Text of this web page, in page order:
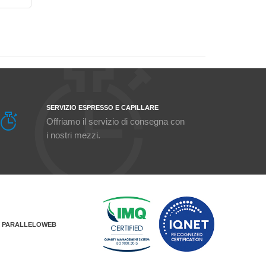
SERVIZIO ESPRESSO E CAPILLARE
Offriamo il servizio di consegna con
i nostri mezzi.
PARALLELOWEB